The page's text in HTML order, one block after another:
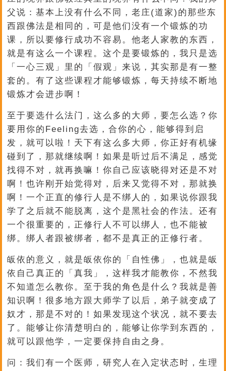
父说：基本上没有什么不同，老庄(道家)的那些东
西跟佛法是相同的，可是他们没有一个锻炼的功
课，所以要修行成功不容易。他老人家教的东西，
就是有这么一个课程。这个是要锻炼的，我只是选
「一心三观」里的「假观」来说，其实那是有一整
套的。有了这些课程才能够锻炼，每天持续不断地
锻炼才会进步啊！
至于要选什么法门，这么多的大师，要怎么选？你
要用你的Feeling去选，合你的心，能够得到启
发，就可以啦！天下有这么多大师，你正好有机缘
碰到了，那就继续啊！如果是听过后不满足，感觉
找得不对，就再换嘛！你自己应该晓得对还是不对
啊！也许刚开始觉得对，后来又觉得不对，那就换
啊！一个正直的修行人是不绑人的，如果说你跟我
学了之后就不能脱离，这个是黑社会的作法。还有
一个很重要的，正修行人不可以绑人，也不能被
绑。绑人者跟被绑者，都不是真正的正修行者。
皈依的意义，就是皈依你的「自性佛」，也就是皈
依自己真正的「真我」，这样我才能教你，不然我
不知道怎么教你。至于我的角色是什么？我就是善
知识啊！很多地方跟大师学了以后，弟子就变成了
奴才，那是不对的！如果发现这个状况，就不要去
了。能够让你清楚明白的，能够让你学到东西的，
就可以跟他学，一定要保持自由之身。
问：我们有一个医师，研究人在入定状态时，生理